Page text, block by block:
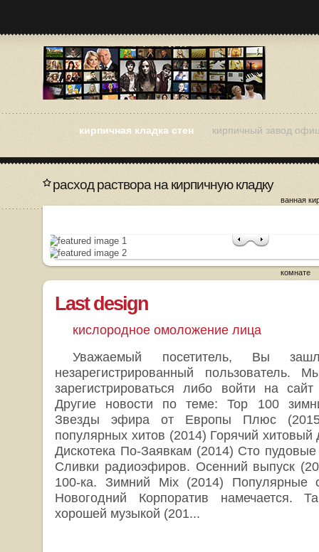
кирпичная кладка стен
ванная
комнате
кирпичный завод
расход раствора на кирпичную кладку
Last design
кислородное омоложение лица
Уважаемый посетитель, Вы
незарегистрированный пользователь.
зарегистрироваться либо войти на
Другие новости по теме: Top 100
Звезды эфира от Европы Плюс
популярных хитов (2014) Горячий
Дискотека По-Заявкам (2014) Сто
Сливки радиоэфиров. Осенний выпуск
100-ка. Зимний Mix (2014) Популярные
Новогодний Корпоратив намечается.
хорошей музыкой (201...